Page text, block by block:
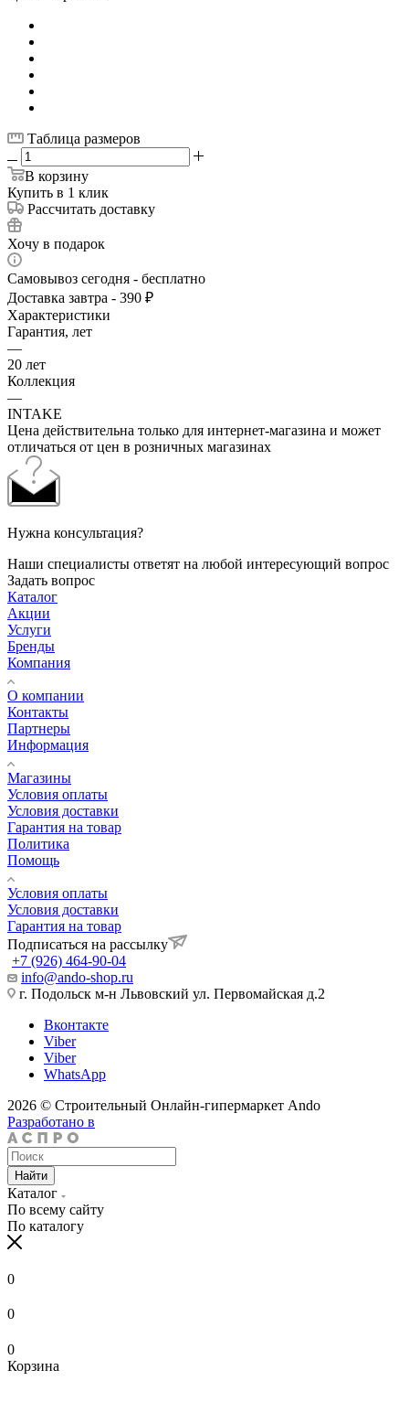
Таблица размеров
В корзину
Купить в 1 клик
Рассчитать доставку
Хочу в подарок
Самовывоз сегодня - бесплатно
Доставка завтра - 390 ₽
Характеристики
Гарантия, лет
—
20 лет
Коллекция
—
INTAKE
Цена действительна только для интернет-магазина и может
отличаться от цен в розничных магазинах
Нужна консультация?
Наши специалисты ответят на любой интересующий вопрос
Задать вопрос
Каталог
Акции
Услуги
Бренды
Компания
О компании
Контакты
Партнеры
Информация
Магазины
Условия оплаты
Условия доставки
Гарантия на товар
Политика
Помощь
Условия оплаты
Условия доставки
Гарантия на товар
Подписаться на рассылку
+7 (926) 464-90-04
info@ando-shop.ru
г. Подольск м-н Львовский ул. Первомайская д.2
Вконтакте
Viber
Viber
WhatsApp
2026 © Строительный Онлайн-гипермаркет Ando
Разработано в
Найти
Каталог
По всему сайту
По каталогу
0
0
0
Корзина